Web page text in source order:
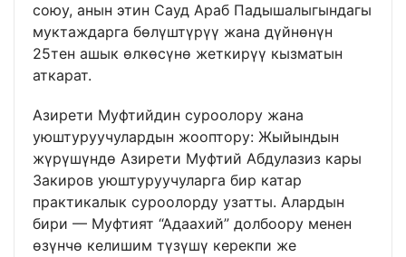
союу, анын этин Сауд Араб Падышалыгындагы
муктаждарга бөлүштүрүү жана дүйнөнүн
25тен ашык өлкөсүнө жеткирүү кызматын
аткарат.
Азирети Муфтийдин суроолору жана
уюштуруучулардын жооптору: Жыйындын
жүрүшүндө Азирети Муфтий Абдулазиз кары
Закиров уюштуруучуларга бир катар
практикалык суроолорду узатты. Алардын
бири — Муфтият “Адаахий” долбоору менен
өзүнчө келишим түзүшү керекпи же